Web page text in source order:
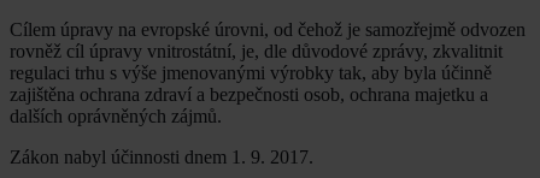
Cílem úpravy na evropské úrovni, od čehož je samozřejmě odvozen
rovněž cíl úpravy vnitrostátní, je, dle důvodové zprávy, zkvalitnit
regulaci trhu s výše jmenovanými výrobky tak, aby byla účinně
zajištěna ochrana zdraví a bezpečnosti osob, ochrana majetku a
dalších oprávněných zájmů.
Zákon nabyl účinnosti dnem 1. 9. 2017.